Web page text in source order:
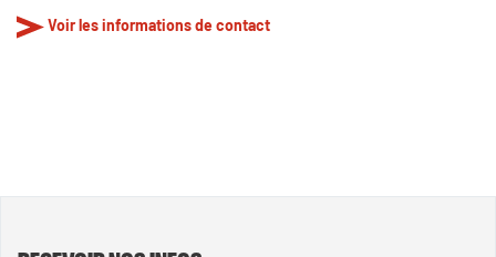
Voir les informations de contact